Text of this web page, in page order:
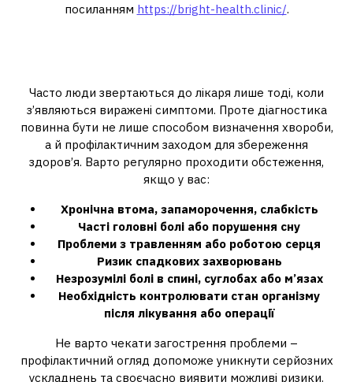
посиланням https://bright-health.clinic/.
Часто люди звертаються до лікаря лише тоді, коли
з’являються виражені симптоми. Проте діагностика
повинна бути не лише способом визначення хвороби,
а й профілактичним заходом для збереження
здоров’я. Варто регулярно проходити обстеження,
якщо у вас:
Хронічна втома, запаморочення, слабкість
Часті головні болі або порушення сну
Проблеми з травленням або роботою серця
Ризик спадкових захворювань
Незрозумілі болі в спині, суглобах або м’язах
Необхідність контролювати стан організму
після лікування або операції
Не варто чекати загострення проблеми –
профілактичний огляд допоможе уникнути серйозних
ускладнень та своєчасно виявити можливі ризики.